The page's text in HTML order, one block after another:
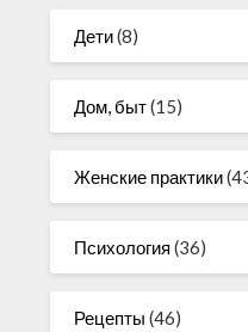
Дети(8)
Дом, быт(15)
Женские практики
Психология (36)
Рецепты (46)